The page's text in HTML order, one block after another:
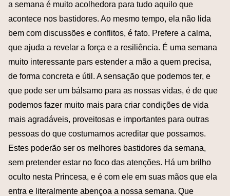
a semana é muito acolhedora para tudo aquilo que
acontece nos bastidores. Ao mesmo tempo, ela não lida
bem com discussões e conflitos, é fato. Prefere a calma,
que ajuda a revelar a força e a resiliência. É uma semana
muito interessante pars estender a mão a quem precisa,
de forma concreta e útil. A sensação que podemos ter, e
que pode ser um bálsamo para as nossas vidas, é de que
podemos fazer muito mais para criar condições de vida
mais agradáveis, proveitosas e importantes para outras
pessoas do que costumamos acreditar que possamos.
Estes poderão ser os melhores bastidores da semana,
sem pretender estar no foco das atenções. Há um brilho
oculto nesta Princesa, e é com ele em suas mãos que ela
entra e literalmente abençoa a nossa semana. Que